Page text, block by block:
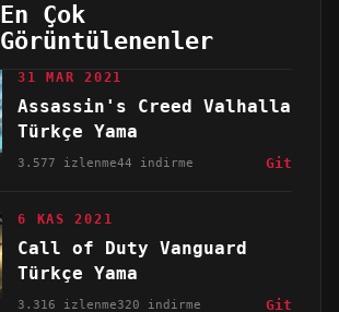
En Çok
Görüntülenenler
31 MAR 2021
Assassin's Creed Valhalla
Türkçe Yama
3.577 izlenme44 indirme Git
6 KAS 2021
Call of Duty Vanguard
Türkçe Yama
3.316 izlenme320 indirme Git